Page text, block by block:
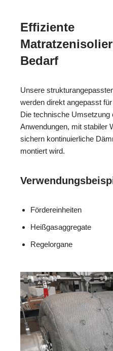
Effiziente
Bedarf
Unsere
werden direkt angepasst
Die technische Umsetzung
Anwendungen, mit stabiler
sichern kontinuierliche
montiert wird.
Fördereinheiten
Heißgasaggregate
Regelorgane